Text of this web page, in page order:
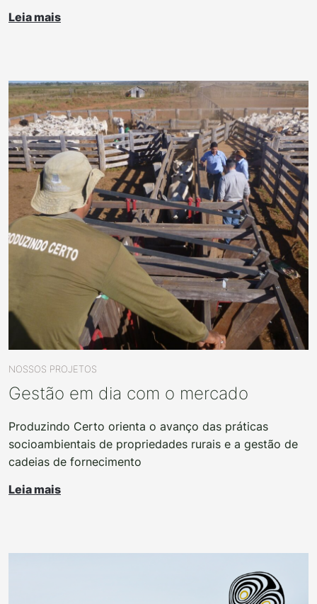
Leia mais
NOSSOS PROJETOS
Gestão em dia com o mercado
Produzindo Certo orienta o avanço das práticas
socioambientais de propriedades rurais e a gestão de
cadeias de fornecimento
Leia mais